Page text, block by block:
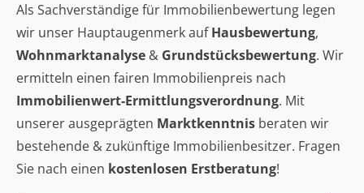
Als Sachverständige für Immobilienbewertung legen
wir unser Hauptaugenmerk aufHausbewertung,
Wohnmarktanalyse & Grundstücksbewertung. Wir
ermitteln einen fairen Immobilienpreis nach
Immobilienwert-Ermittlungsverordnung. Mit
unserer ausgeprägten Marktkenntnis beraten wir
bestehende & zukünftige Immobilienbesitzer. Fragen
Sie nach einen kostenlosen Erstberatung!